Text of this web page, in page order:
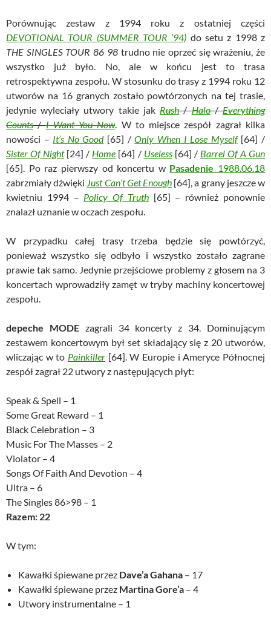
Porównując zestaw z 1994 roku z ostatniej części
DEVOTIONAL TOUR (SUMMER TOUR ’94) do setu z 1998 z
THE SINGLES TOUR 86 98trudno nie oprzeć się wrażeniu, że
wszystko już było. No, ale w końcu jest to trasa
retrospektywna zespołu. W stosunku do trasy z 1994 roku 12
utworów na 16 granych zostało powtórzonych na tej trasie,
jedynie wyleciały utwory takie jakRush/Halo/Everything
Counts/I Want You Now. W to miejsce zespół zagrał kilka
nowości – It’s No Good[65] /Only When I Lose Myself[64] /
Sister Of Night[24] / Home [64] / Useless[64] / Barrel Of A Gun
[65]. Po raz pierwszy od koncertu w Pasadenie 1988.06.18
zabrzmiały dźwięki Just Can’t Get Enough [64], a grany jeszcze w
kwietniu 1994 – Policy Of Truth[65] – również ponownie
znalazł uznanie w oczach zespołu.
W przypadku całej trasy trzeba będzie się powtórzyć,
ponieważ wszystko się odbyło i wszystko zostało zagrane
prawie tak samo. Jedynie przejściowe problemy z głosem na 3
koncertach wprowadziły zamęt w tryby machiny koncertowej
zespołu.
depeche MODEzagrali 34 koncerty z 34. Dominującym
zestawem koncertowym był set składający się z 20 utworów,
wliczając w to Painkiller [64]. W Europie i Ameryce Północnej
zespół zagrał 22 utwory z następujących płyt:
Speak & Spell – 1
Some Great Reward – 1
Black Celebration – 3
Music For The Masses – 2
Violator – 4
Songs Of Faith And Devotion – 4
Ultra – 6
The Singles 86>98 – 1
Razem: 22
W tym:
Kawałki śpiewane przez Dave’a Gahana – 17
Kawałki śpiewane przez Martina Gore’a – 4
Utwory instrumentalne – 1